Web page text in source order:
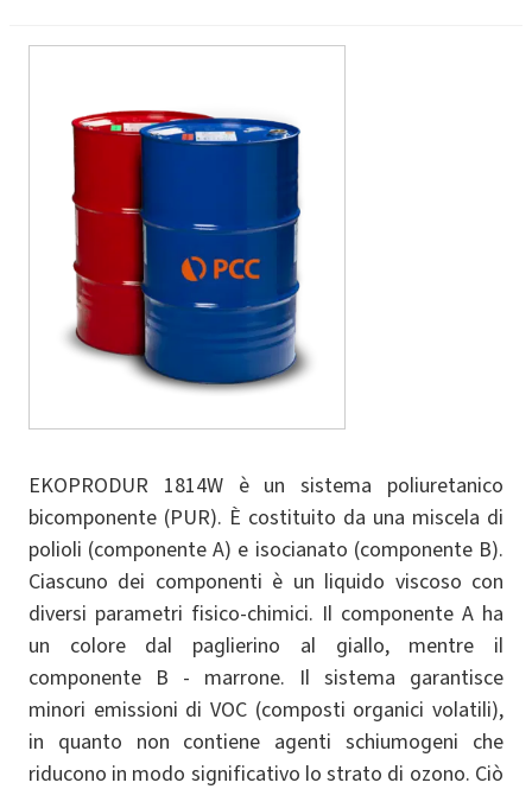
EKOPRODUR 1814W è un sistema poliuretanico
bicomponente (PUR). È costituito da una miscela di
polioli (componente A) e isocianato (componente B).
Ciascuno dei componenti è un liquido viscoso con
diversi parametri fisico-chimici. Il componente A ha
un colore dal paglierino al giallo, mentre il
componente B - marrone. Il sistema garantisce
minori emissioni di VOC (composti organici volatili),
in quanto non contiene agenti schiumogeni che
riducono in modo significativo lo strato di ozono. Ciò